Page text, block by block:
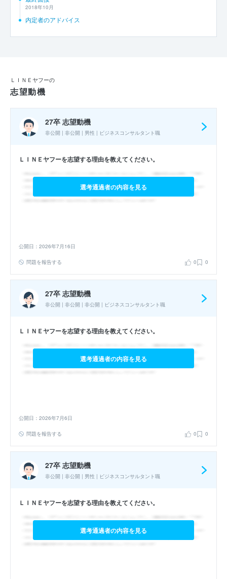
2018年10月
内定者のアドバイス
ＬＩＮＥヤフーの
志望動機
27卒 志望動機
非公開 | 非公開 | 男性 | ビジネスコンサルタント職
ＬＩＮＥヤフーを志望する理由を教えてください。
選考通過者の内容を見る
公開日：2026年7月16日
問題を報告する 0 0
27卒 志望動機
非公開 | 非公開 | 非公開 | ビジネスコンサルタント職
ＬＩＮＥヤフーを志望する理由を教えてください。
選考通過者の内容を見る
公開日：2026年7月6日
問題を報告する 0 0
27卒 志望動機
非公開 | 非公開 | 男性 | ビジネスコンサルタント職
ＬＩＮＥヤフーを志望する理由を教えてください。
選考通過者の内容を見る